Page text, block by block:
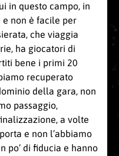
in questo campo, in
e non è facile per
che viaggia
ha giocatori di
bene i primi 20
recuperato
della gara, non
passaggio,
a volte
e non l’abbiamo
po’ di fiducia e hanno